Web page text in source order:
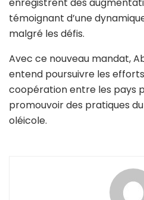
enregistrent des
témoignant d’une
malgré les défis.
Avec ce nouveau mandat,
entend poursuivre les
coopération entre les pays
promouvoir des pratiques
oléicole.